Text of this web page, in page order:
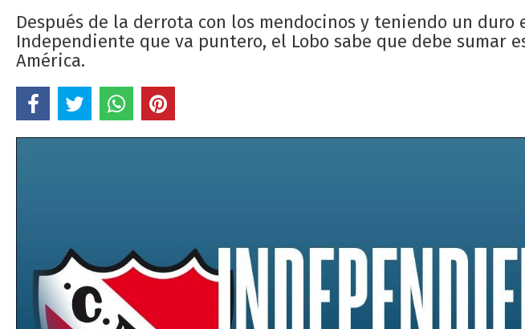
Después de la derrota con los mendocinos y teniendo un
Independiente que va puntero, el Lobo sabe que debe sumar
América.